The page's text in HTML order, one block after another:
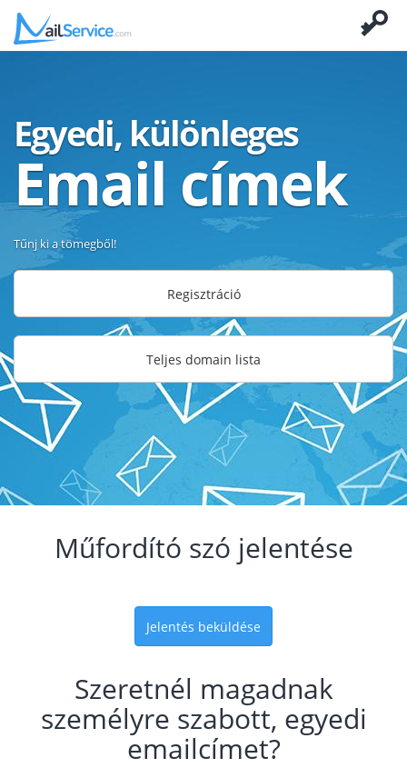
Egyedi, különleges
Email címek
Tűnj ki a tömegből!
Regisztráció
Teljes domain lista
Műfordító szó jelentése
Jelentés beküldése
Szeretnél magadnak
személyre szabott, egyedi
emailcímet?